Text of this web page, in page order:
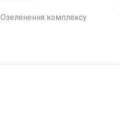
Озеленення комплексу